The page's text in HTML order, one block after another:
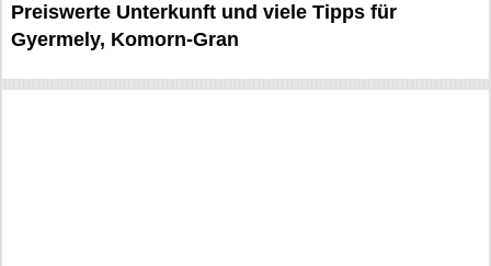
Preiswerte Unterkunft und viele Tipps für
Gyermely, Komorn-Gran